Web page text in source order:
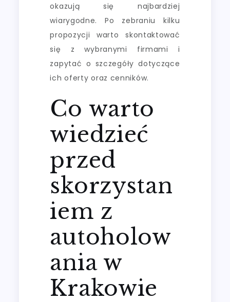
okazują się najbardziej
wiarygodne. Po zebraniu kilku
propozycji warto skontaktować
się z wybranymi firmami i
zapytać o szczegóły dotyczące
ich oferty oraz cenników.
Co warto
wiedzieć
przed
skorzystan
iem z
autoholow
ania w
Krakowie